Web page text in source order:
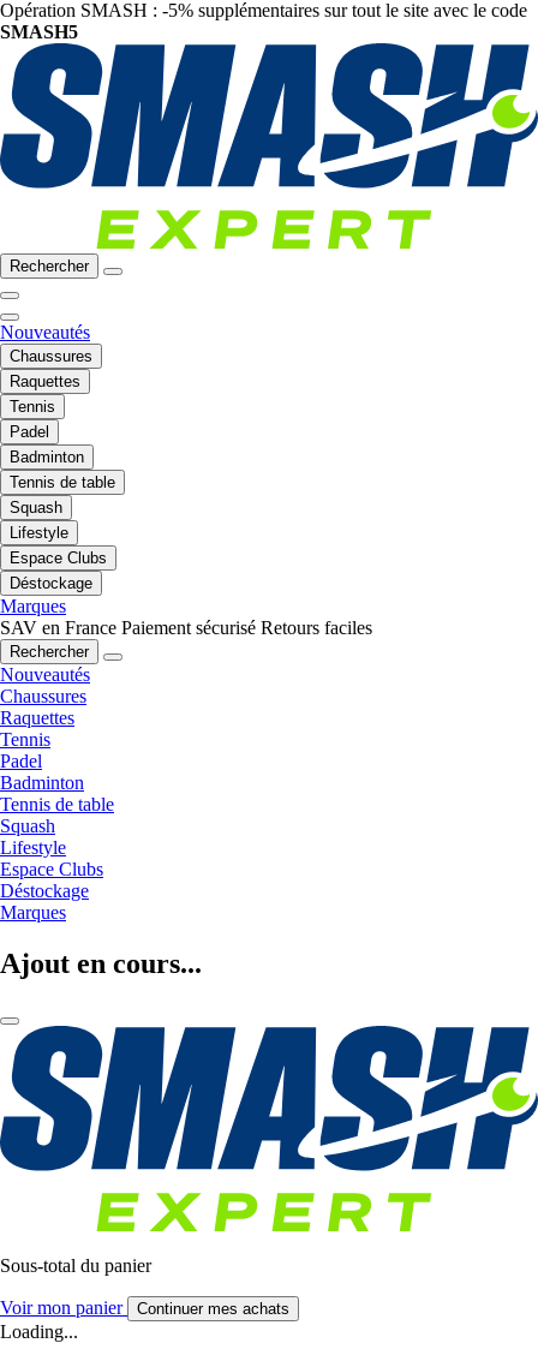
Opération SMASH : -5% supplémentaires sur tout le site avec le code
SMASH5
Rechercher
Nouveautés
Chaussures
Raquettes
Tennis
Padel
Badminton
Tennis de table
Squash
Lifestyle
Espace Clubs
Déstockage
Marques
SAV en France Paiement sécurisé Retours faciles
Rechercher
Nouveautés
Chaussures
Raquettes
Tennis
Padel
Badminton
Tennis de table
Squash
Lifestyle
Espace Clubs
Déstockage
Marques
Ajout en cours...
Sous-total du panier
Voir mon panier Continuer mes achats
Loading...